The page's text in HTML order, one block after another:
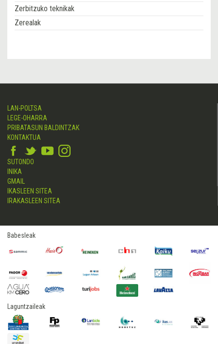
Zerbitzuko teknikak
Zerealak
LAN-POLTSA
LEGE-OHARRA
PRIBATASUN BALDINTZAK
KONTAKTUA
SUTONDO
INIKA
GMAIL
IKASLEEN SITEA
IRAKASLEEN SITEA
Babesleak
Laguntzaileak